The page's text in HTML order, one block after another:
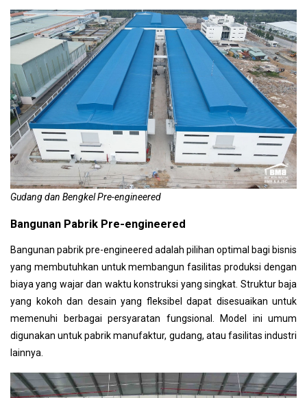
Gudang dan Bengkel Pre-engineered
Bangunan Pabrik Pre-engineered
Bangunan pabrik pre-engineered adalah pilihan optimal bagi bisnis
yang membutuhkan untuk membangun fasilitas produksi dengan
biaya yang wajar dan waktu konstruksi yang singkat. Struktur baja
yang kokoh dan desain yang fleksibel dapat disesuaikan untuk
memenuhi berbagai persyaratan fungsional. Model ini umum
digunakan untuk pabrik manufaktur, gudang, atau fasilitas industri
lainnya.